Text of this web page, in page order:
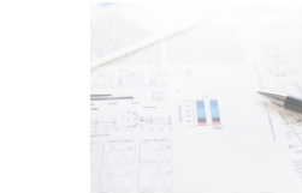
関節リウマチ
グラフを服用
方へ（2025年